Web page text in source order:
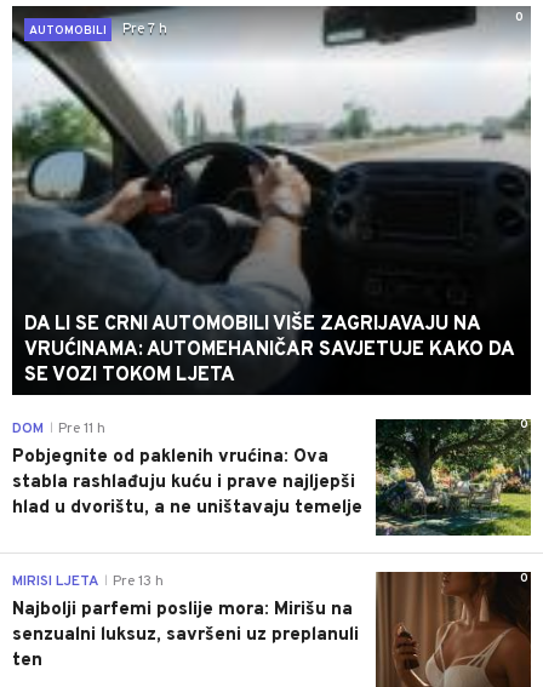
0
AUTOMOBILI
Pre 7 h
DA LI SE CRNI AUTOMOBILI VIŠE ZAGRIJAVAJU NA
VRUĆINAMA: AUTOMEHANIČAR SAVJETUJE KAKO DA
SE VOZI TOKOM LJETA
0
DOM Pre 11 h
Pobjegnite od paklenih vrućina: Ova
stabla rashlađuju kuću i prave najljepši
hlad u dvorištu, a ne uništavaju temelje
0
MIRISI LJETA Pre 13 h
Najbolji parfemi poslije mora: Mirišu na
senzualni luksuz, savršeni uz preplanuli
ten